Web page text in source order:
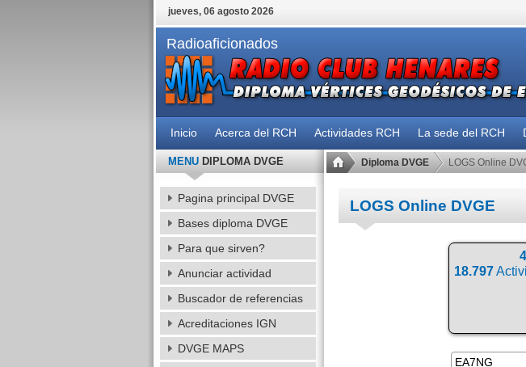
jueves, 06 agosto 2026
Radioaficionados
Inicio Acerca del RCH Actividades RCH La sede del RCH
Diploma DVGE LOGS Online
LOGS Online DVGE
18.797
MENUDIPLOMA DVGE
Pagina principal DVGE
Bases diploma DVGE
Para que sirven?
Anunciar actividad
Buscador de referencias
Acreditaciones IGN
DVGE MAPS